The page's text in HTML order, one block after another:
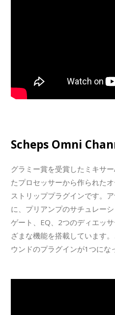
Scheps Omni
グラミー賞を受賞したミキサ
たプロセッサーから作られた
ストリッププラグインです。
に、プリアンプのサチュレー
ゲート、EQ、2つのディエッ
ざまな機能を搭載しています
ウンドのプラグインが1つにな